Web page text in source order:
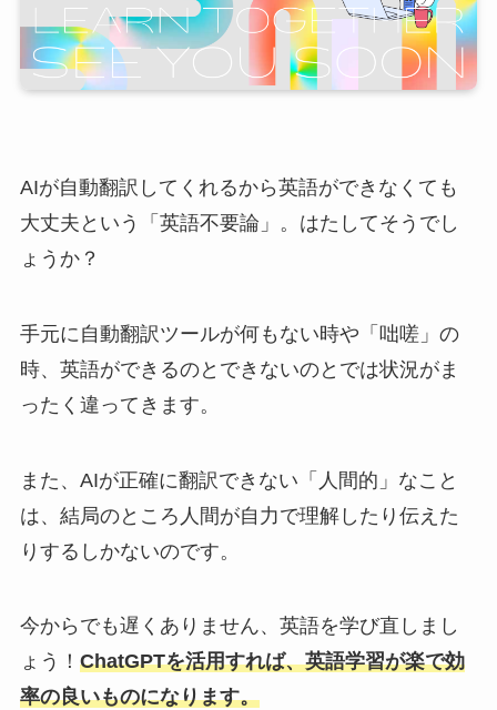
AIが自動翻訳してくれるから英語ができなくても
大丈夫という「英語不要論」。はたしてそうでし
ょうか？
手元に自動翻訳ツールが何もない時や「咄嗟」の
時、英語ができるのとできないのとでは状況がま
ったく違ってきます。
また、AIが正確に翻訳できない「人間的」なこと
は、結局のところ人間が自力で理解したり伝えた
りするしかないのです。
今からでも遅くありません、英語を学び直しまし
ょう！ ChatGPTを活用すれば、英語学習が楽で効
率の良いものになります。